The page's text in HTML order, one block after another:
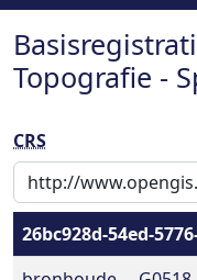
Topografie -
CRS
26bc928d-54ed-